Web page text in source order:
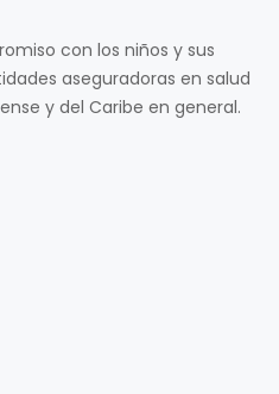
con los niños y sus
aseguradoras en salud
y del Caribe en general.